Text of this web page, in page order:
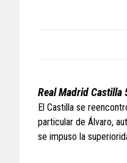
Real Madrid Castilla
El Castilla se
particular de Álvaro,
se impuso la